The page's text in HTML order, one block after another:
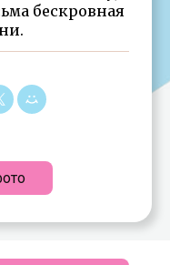
бескровная